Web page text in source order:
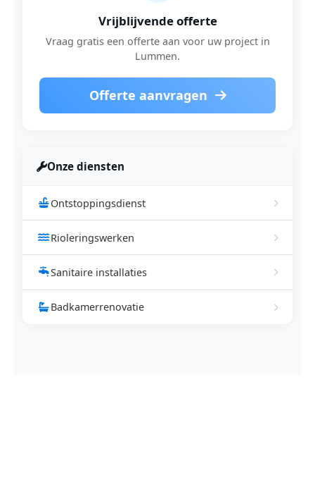
Vrijblijvende offerte
Vraag gratis een offerte aan voor uw project in
Lummen.
Offerte aanvragen
Onze diensten
Ontstoppingsdienst
Rioleringswerken
Sanitaire installaties
Badkamerrenovatie